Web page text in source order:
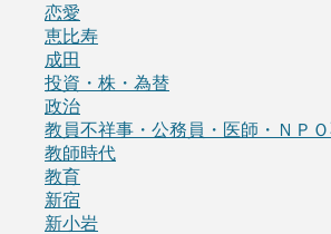
恋愛
恵比寿
成田
投資・株・為替
政治
教員不祥事・公務員・医師・ＮＰ
教師時代
教育
新宿
新小岩